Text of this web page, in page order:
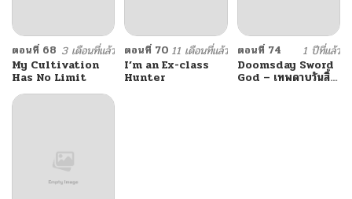
ตอนที่ 68 3 เดือนที่แล้ว
My Cultivation
Has No Limit
ตอนที่ 70 11 เดือนที่แล้ว
I’m an Ex-class
Hunter
ตอนที่ 74
1 ปีที่แล้ว
Doomsday Sword
God – เทพดาบวันสิ้น